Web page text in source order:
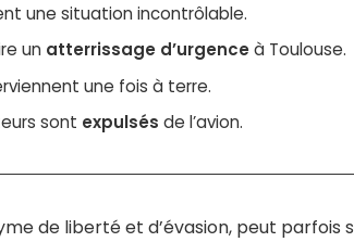
une situation incontrôlable.
un atterrissage d’urgenceà Toulouse.
une fois à terre.
sont expulsés de l’avion.
de liberté et d’évasion, peut parfois